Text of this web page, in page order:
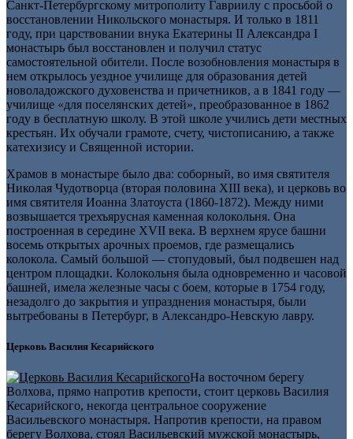
Санкт-Петербургскому митрополиту Гавриилу с просьбой о
восстановлении Никольского монастыря. И только в 1811
году, при царствовании внука Екатерины II Александра I
монастырь был восстановлен и получил статус
самостоятельной обители. После возобновления монастыря в
нем открылось уездное училище для образования детей
новоладожского духовенства и причетников, а в 1841 году —
училище «для поселянских детей», преобразованное в 1862
году в бесплатную школу. В этой школе учились дети местных
крестьян. Их обучали грамоте, счету, чистописанию, а также
катехизису и Священной истории.
Храмов в монастыре было два: соборный, во имя святителя
Николая Чудотворца (вторая половина XIII века), и церковь во
имя святителя Иоанна Златоуста (1860-1872). Между ними
возвышается трехъярусная каменная колокольня. Она
построенная в середине XVII века. В верхнем ярусе башни
восемь открытых арочных проемов, где размещались
колокола. Самый большой — стопудовый, был подвешен над
центром площадки. Колокольня была одновременно и часовой
башней, имела железные часы с боем, которые в 1754 году,
незадолго до закрытия и упразднения монастыря, были
вытребованы в Петербург, в Александро-Невскую лавру.
Церковь Василия Кесарийского
На восточном берегу
Волхова, прямо напротив крепости, стоит церковь Василия
Кесарийского, некогда центральное сооружение
Васильевского монастыря. Напротив крепости, на правом
берегу Волхова, стоял Васильевский мужской монастырь,